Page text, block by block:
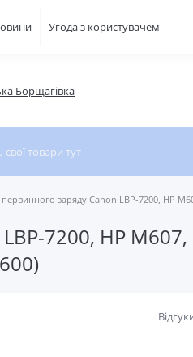
Угода з користувачем
Борщагівка
заряду Canon LBP-7200, HP
7200, HP